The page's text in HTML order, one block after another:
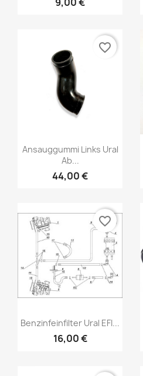
Ansauggummi Links Ural
Ab...
44,00 €
favorite_border
Benzinfeinfilter Ural EFI...
16,00 €
favorite_border